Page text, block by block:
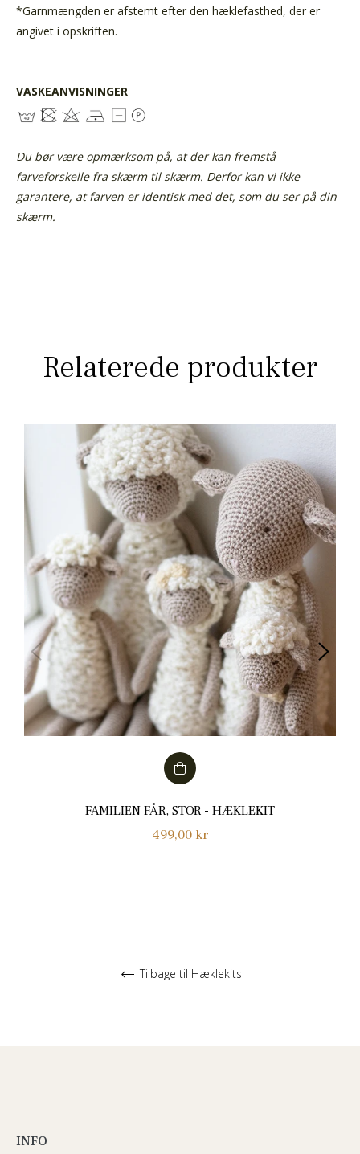
*Garnmængden er afstemt efter den hæklefasthed, der er
angivet i opskriften.
VASKEANVISNINGER
Du bør være opmærksom på, at der kan fremstå
farveforskelle fra skærm til skærm. Derfor kan vi ikke
garantere, at farven er identisk med det, som du ser på din
skærm.
Relaterede produkter
FAMILIEN FÅR, STOR - HÆKLEKIT
Normalpris
499,00 kr
Tilbage til Hæklekits
INFO